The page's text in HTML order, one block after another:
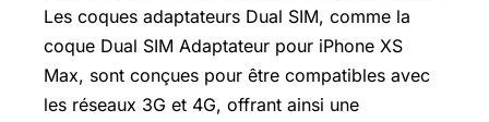
Les coques adaptateurs Dual SIM, comme la
coque Dual SIM Adaptateur pour iPhone XS
Max, sont conçues pour être compatibles avec
les réseaux 3G et 4G, offrant ainsi une